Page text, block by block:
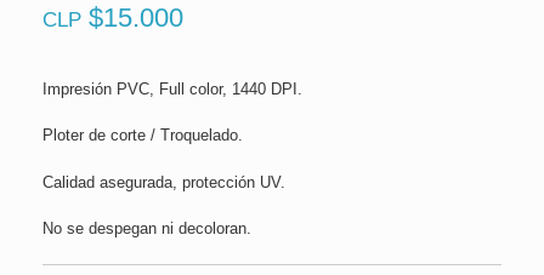
CLP $15.000
Impresión PVC, Full color, 1440 DPI.
Ploter de corte / Troquelado.
Calidad asegurada, protección UV.
No se despegan ni decoloran.